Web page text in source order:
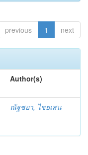
previous 1 next
Author(s)
ณัฐชยา, ไชยเสน